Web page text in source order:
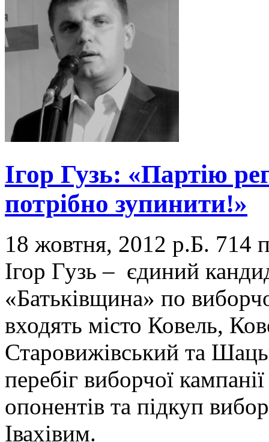
Ігор Гузь: «Партію
потрібно зупинити!»
18 жовтня, 2012 р.Б. 714
Ігор Гузь – єдиний
«Батьківщина» по
входять місто Ковель,
Старовижівський та
перебіг виборчої
опонентів та підкуп
Івахівим.